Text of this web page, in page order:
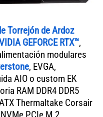
Torrejón de Ardoz
GEFORCE RTX™,
modulares
, EVGA,
AIO o custom EK
RAM DDR4 DDR5
Thermaltake Corsair
PCIe M.2